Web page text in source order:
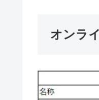
オンラ